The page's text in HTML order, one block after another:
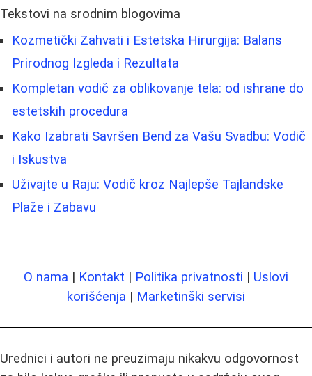
Tekstovi na srodnim blogovima
Kozmetički Zahvati i Estetska Hirurgija: Balans
Prirodnog Izgleda i Rezultata
Kompletan vodič za oblikovanje tela: od ishrane do
estetskih procedura
Kako Izabrati Savršen Bend za Vašu Svadbu: Vodič
i Iskustva
Uživajte u Raju: Vodič kroz Najlepše Tajlandske
Plaže i Zabavu
O nama | Kontakt | Politika privatnosti | Uslovi
korišćenja | Marketinški servisi
Urednici i autori ne preuzimaju nikakvu odgovornost